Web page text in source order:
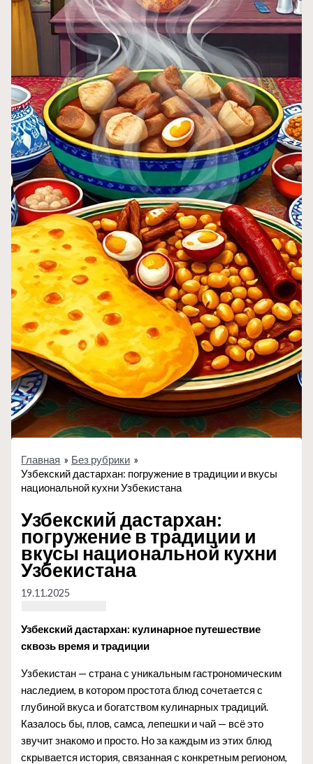
Главная
Без рубрики
Узбекский дастархан: погружение в традиции и вкусы
национальной кухни Узбекистана
Узбекский дастархан:
погружение в традиции и
вкусы национальной кухни
Узбекистана
19.11.2025
Узбекский дастархан: кулинарное путешествие
сквозь время и традиции
Узбекистан — страна с уникальным гастрономическим
наследием, в котором простота блюд сочетается с
глубиной вкуса и богатством кулинарных традиций.
Казалось бы, плов, самса, лепешки и чай — всё это
звучит знакомо и просто. Но за каждым из этих блюд
скрывается история, связанная с конкретным регионом,